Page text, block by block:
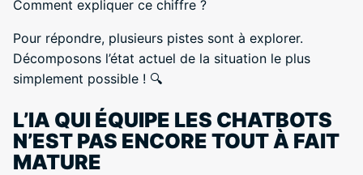
Comment expliquer ce chiffre ?
Pour répondre, plusieurs pistes sont à explorer.
Décomposons l’état actuel de la situation le plus
simplement possible ! 🔍
L’IA QUI ÉQUIPE LES CHATBOTS
N’EST PAS ENCORE TOUT À FAIT
MATURE